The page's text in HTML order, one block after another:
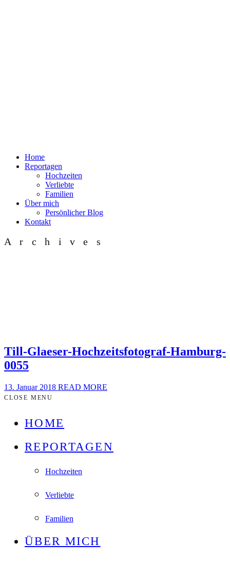
Home
Reportagen
Hochzeiten
Verliebte
Familien
Über mich
Persönlicher Blog
Kontakt
Archives
Till-Glaeser-Hochzeitsfotograf-Hamburg-
0055
13. Januar 2018 READ MORE
CLOSE MENU
HOME
REPORTAGEN
Hochzeiten
Verliebte
Familien
ÜBER MICH